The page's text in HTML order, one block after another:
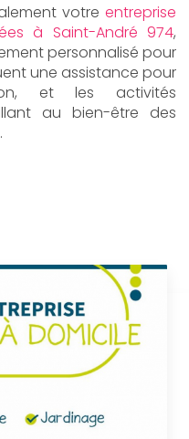
votre entreprise
à Saint-André 974,
personnalisé pour
une assistance pour
et les activités
au bien-être des